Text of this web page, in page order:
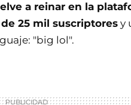
a reinar en la
25 mil suscriptoresy
"big lol".